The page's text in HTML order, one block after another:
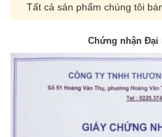
Tất cả sản phẩm chúng tôi
Chứng nhận Đại